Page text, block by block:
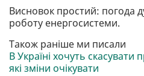
Висновок простий: погода
роботу енергосистеми.
Також раніше ми писали
В Україні хочуть
які зміни очікувати